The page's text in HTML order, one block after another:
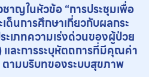
าญในหัวข้อ “การประชุมเพื่อ
ด็นการศึกษาเกี่ยวกับผลกระ
เภทความเร่งด่วนของผู้ป่วย
ละการระบุหัตถการที่มีคุณค่า
ามบริบทของระบบสุขภาพ